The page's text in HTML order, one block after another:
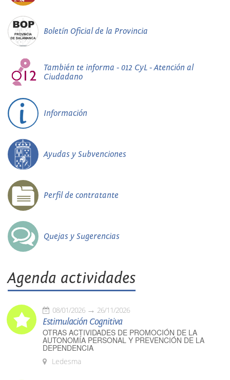
Boletín Oficial de la Provincia
También te informa - 012 CyL - Atención al
Ciudadano
Información
Ayudas y Subvenciones
Perfil de contratante
Quejas y Sugerencias
Agenda actividades
08/01/2026 26/11/2026
Estimulación Cognitiva
OTRAS ACTIVIDADES DE PROMOCIÓN DE LA
AUTONOMÍA PERSONAL Y PREVENCIÓN DE LA
DEPENDENCIA
Ledesma